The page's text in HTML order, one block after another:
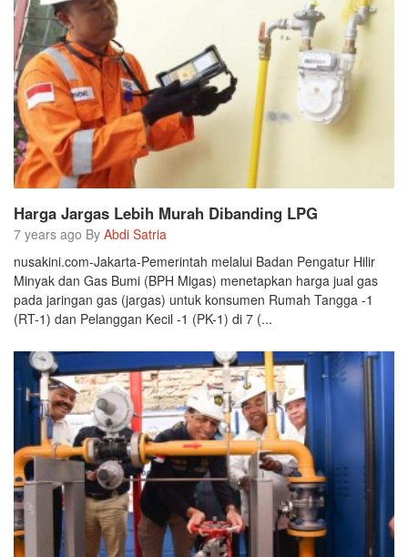
Harga Jargas Lebih Murah Dibanding LPG
7 years ago By Abdi Satria
nusakini.com-Jakarta-Pemerintah melalui Badan Pengatur Hilir
Minyak dan Gas Bumi (BPH Migas) menetapkan harga jual gas
pada jaringan gas (jargas) untuk konsumen Rumah Tangga -1
(RT-1) dan Pelanggan Kecil -1 (PK-1) di 7 (...